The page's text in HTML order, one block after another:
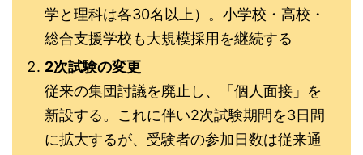
学と理科は各30名以上）。小学校・高校・
総合支援学校も大規模採用を継続する
2次試験の変更
従来の集団討議を廃止し、「個人面接」を
新設する。これに伴い2次試験期間を3日間
に拡大するが、受験者の参加日数は従来通